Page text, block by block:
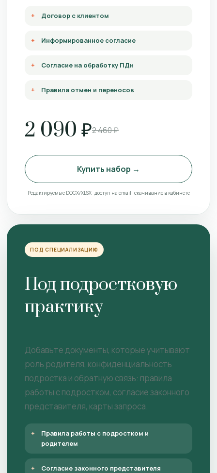
Договор с клиентом
Информированное согласие
Согласие на обработку ПДн
Правила отмен и переносов
2 090 ₽2 460 ₽
Купить набор →
Редактируемые DOCX/XLSX · доступ на email · скачивание в кабинете
ПОД СПЕЦИАЛИЗАЦИЮ
Под подростковую
практику
Добавьте документы, которые учитывают
роль родителя, конфиденциальность
подростка и обратную связь: правила
работы с подростком, согласие законного
представителя, карты запроса.
Правила работы с подростком и
родителем
Согласие законного представителя